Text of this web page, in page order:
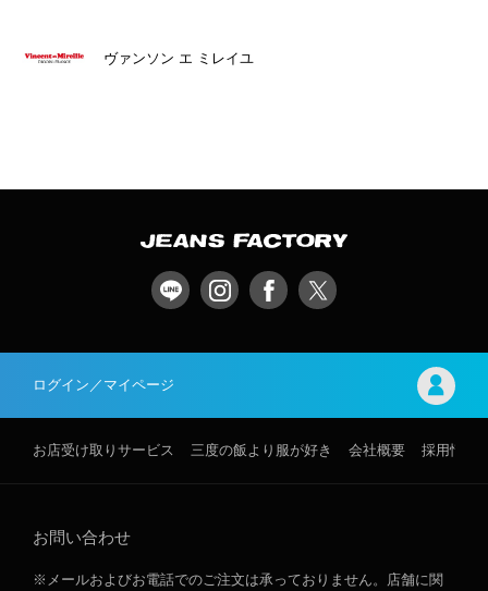
ヴァンソン エ ミレイユ
ログイン／マイページ
お店受け取りサービス 三度の飯より服が好き 会社概要 採用情報
お問い合わせ
※メールおよびお電話でのご注文は承っておりません。店舗に関